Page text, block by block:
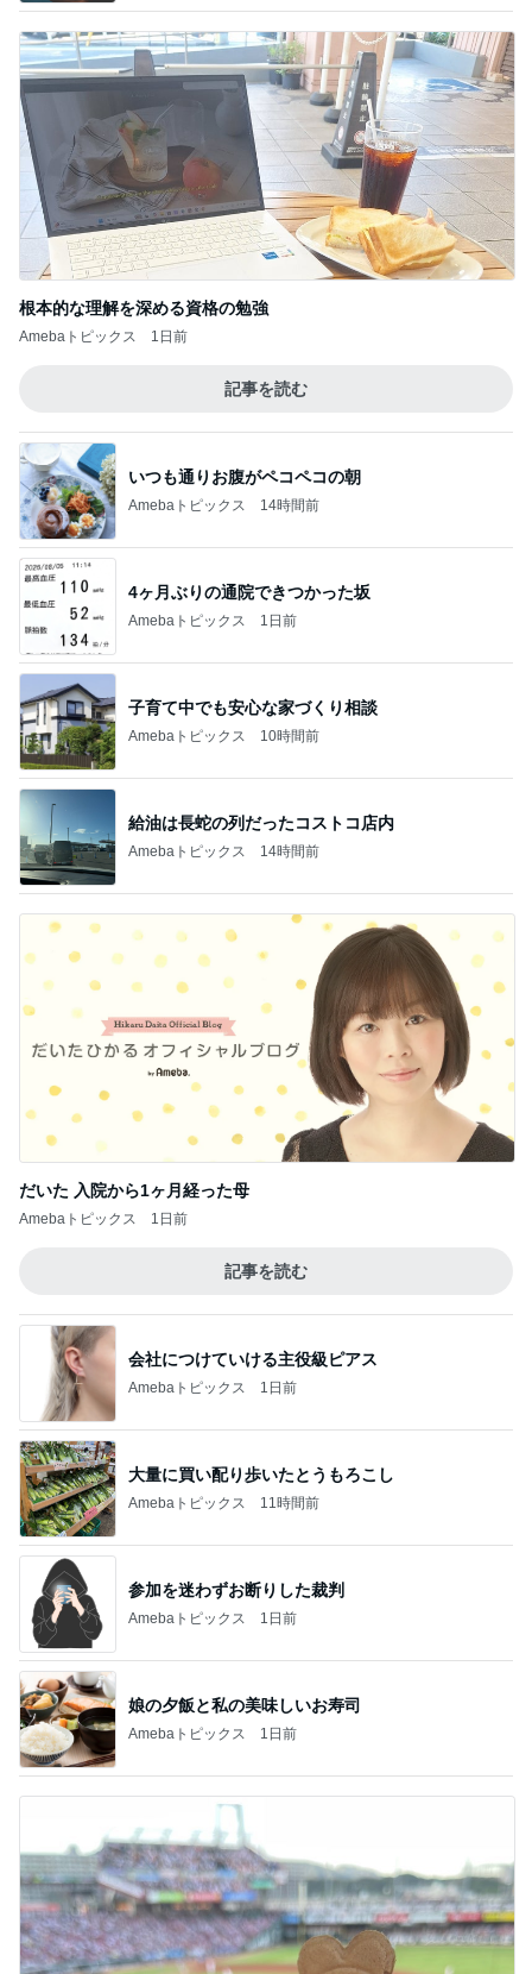
根本的な理解を深める資格の勉強
Amebaトピックス 1日前
記事を読む
いつも通りお腹がペコペコの朝
Amebaトピックス 14時間前
4ヶ月ぶりの通院できつかった坂
Amebaトピックス 1日前
子育て中でも安心な家づくり相談
Amebaトピックス 10時間前
給油は長蛇の列だったコストコ店内
Amebaトピックス 14時間前
だいた 入院から1ヶ月経った母
Amebaトピックス 1日前
記事を読む
会社につけていける主役級ピアス
Amebaトピックス 1日前
大量に買い配り歩いたとうもろこし
Amebaトピックス 11時間前
参加を迷わずお断りした裁判
Amebaトピックス 1日前
娘の夕飯と私の美味しいお寿司
Amebaトピックス 1日前